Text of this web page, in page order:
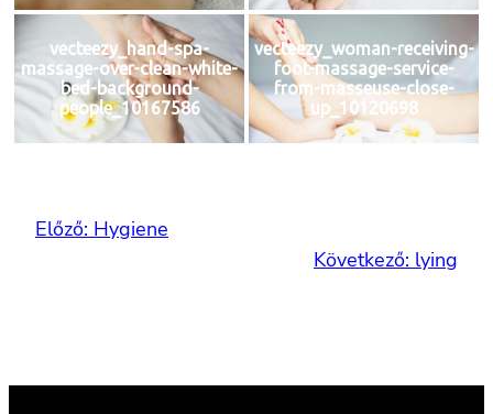
vecteezy_hand-spa-
massage-over-clean-white-
bed-background-
people_10167586
vecteezy_woman-receiving-
foot-massage-service-
from-masseuse-close-
up_10120698
Előző: Hygiene
Következő: lying